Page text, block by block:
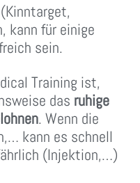
(Kinntarget,
kann für einige
sein.
Training ist,
das ruhige
. Wenn die
kann es schnell
(Injektion,…)